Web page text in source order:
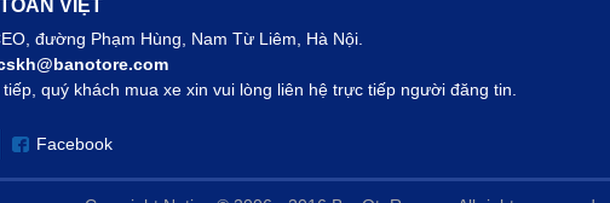
VIỆT
đường Phạm Hùng, Nam Từ Liêm, Hà Nội.
quý khách mua xe xin vui lòng liên hệ trực tiếp người đăng tin.
Facebook